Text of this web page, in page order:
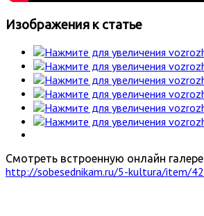
Изображения к статье
Смотреть встроенную онлайн
http://sobesednikam.ru/5-kultura/item/